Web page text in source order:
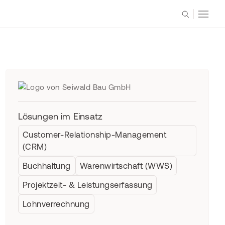
Lösungen im Einsatz
Customer-Relationship-Management
(CRM)
Buchhaltung Warenwirtschaft (WWS)
Projektzeit- & Leistungserfassung
Lohnverrechnung